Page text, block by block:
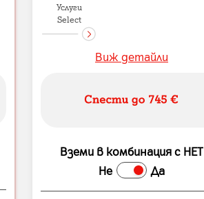
Услуги
Select
Виж детайли
Вземи в комбинация с НЕТ
Не
Да